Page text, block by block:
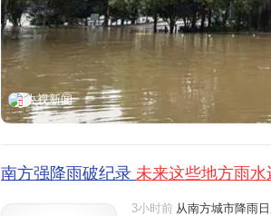
央视新闻
南方强降雨破纪录 未来这些地方雨水
3小时前 从南方城市降雨